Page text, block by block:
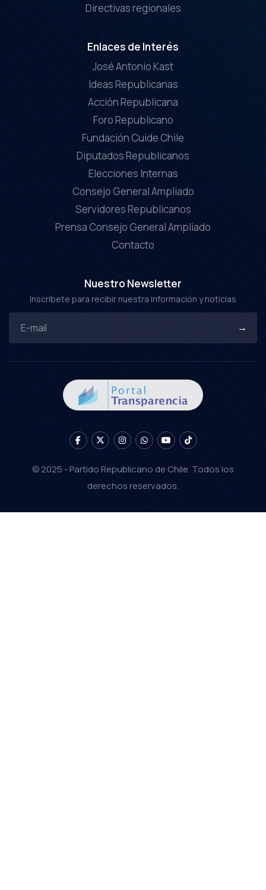
Directivas regionales
Enlaces de Interés
José Antonio Kast
Ideas Republicanas
Acción Republicana
Foro Republicano
Fundación Cuide Chile
Diputados Republicanos
Elecciones Internas
Consejo General Ampliado
Servidores Republicanos
Prensa Consejo General Ampliado
Contacto
Nuestro Newsletter
Inscríbete para recibir nuestra información y noticias
© 2025 - Partido Republicano de Chile. Todos los
derechos reservados.